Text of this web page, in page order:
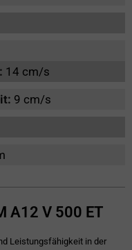
14 cm/s
9 cm/s
A12 V 500 ET
Leistungsfähigkeit in der